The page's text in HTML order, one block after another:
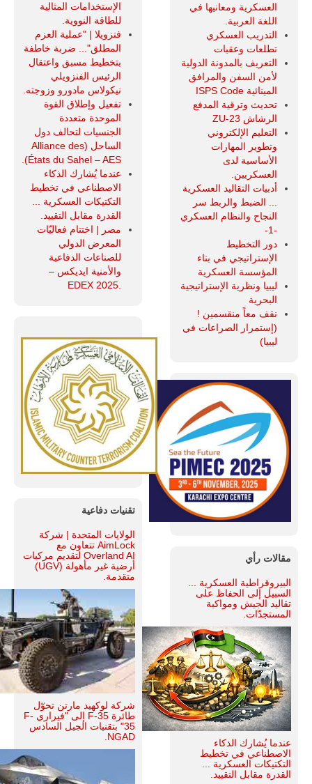
العسكرية ومعانيها في
اللغة العربية.
التدريب العسكري
تطلعات وعقبات
التعريف بالمدونة الدولية
لأمن السفن والمرافق
المينائية ISPS Code
تحديث وترقية المدفع
الرشاش ZU-23
التعليم الإلكتروني
وتطوير المهارات
الأساسية لدى
العسكريين.
أدبيات التقاليد العسكرية
... الضبط والربط سر
النجاح والنظام العسكري
-1-
دور التخطيط
الإستراتيجي في بناء
المؤسسة العسكرية
ليبيا ونظرية الإستراتيجية
البحرية
نقف معاً منقسمين !
(إستمرار الصراعات في
ليبيا)
مقالات رأي
البيروقراطية العسكرية ...
السبيل إلى الحفاظ على
تقاليد الجيش ومواكبة
المستجدّات.
عندما يُشارك الذكاء
الاصطناعي في تخطيط
التكتيكات العسكرية ...
القدرة مقابل التقييد.
الإستخدامات المثالية
للطاقة النووية.
فنزويلا | "عملية العزم
المطلق"... ضربة خاطفة
بتخطيط مسبق واعتقال
الرئيس الفنزويلي
نيكولاس مادورو وزوجته.
تفعيل وإطلاق القوة
الموحدة متعددة
الجنسيات لتحالف دول
الساحل (Alliance des
États du Sahel – AES).
عندما يُشارك الذكاء
الاصطناعي في تخطيط
التكتيكات العسكرية ...
القدرة مقابل التقييد.
مصر | اختتام فعاليّات
المعرض الدولي
للصناعات الدفاعية
والأمنية ايديكس ‒
تقنيات دفاعية
الولايات المتحدة | شركة
AimLock تتعاون مع
Overland AI لتقديم مركبات
أرضية غير مأهولة (UGV)
متقدمة.
شركة لوكهيد مارتن تحوّل
طائرة F-35 إلى "فيراري F-
35" بتقنيات الجيل السادس
NGAD.